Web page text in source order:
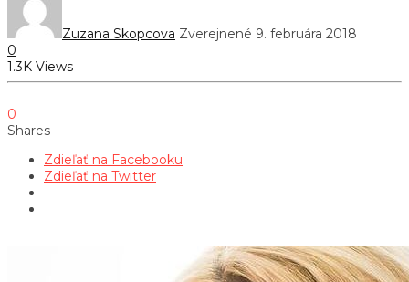
Zuzana Skopcova Zverejnené 9. februára 2018
0
1.3K Views
0
Shares
Zdieľať na Facebooku
Zdieľať na Twitter